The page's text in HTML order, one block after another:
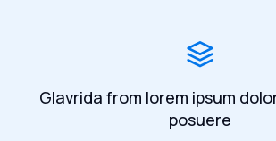
Glavrida from lorem ipsum
posuere